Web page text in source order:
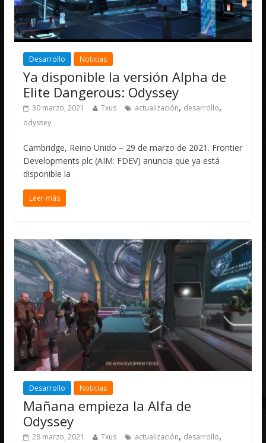
Desarrollo Noticias
Ya disponible la versión Alpha de
Elite Dangerous: Odyssey
30 marzo, 2021 Txus actualización, desarrollo,
odyssey
Cambridge, Reino Unido – 29 de marzo de 2021. Frontier
Developments plc (AIM: FDEV) anuncia que ya está
disponible la
Leer más
Desarrollo Noticias
Mañana empieza la Alfa de
Odyssey
28 marzo, 2021 Txus actualización, desarrollo,